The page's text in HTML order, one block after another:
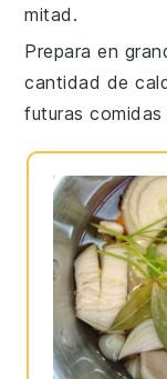
mitad.
Prepara en
cantidad de
futuras comidas